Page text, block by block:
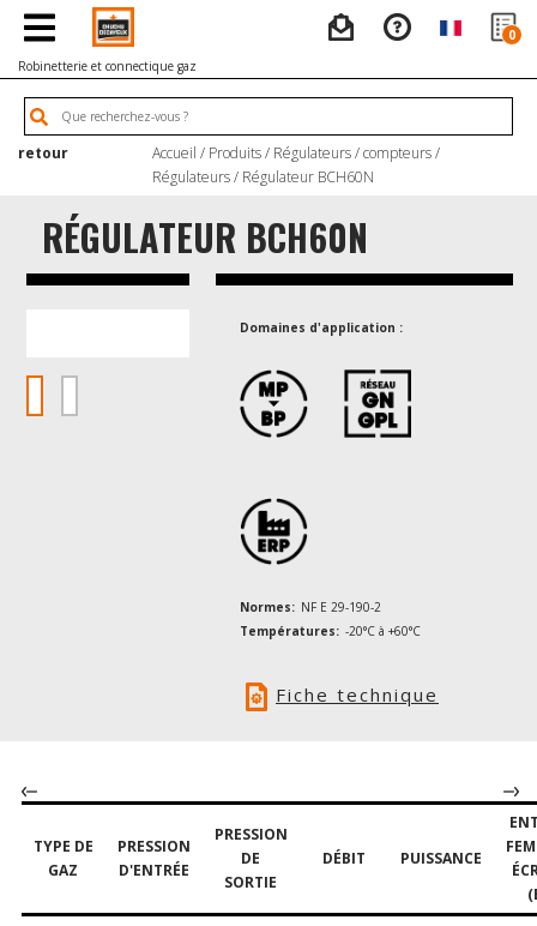
0
Robinetterie et connectique gaz
retour Accueil / Produits/ Régulateurs / compteurs/
Régulateurs/ Régulateur BCH60N
RÉGULATEUR BCH60N
Domaines d'application :
Normes: NF E 29-190-2
Températures: -20°C à +60°C
Fiche technique
TYPE DE
GAZ
PRESSION
D'ENTRÉE
PRESSION
DE
SORTIE
DÉBIT PUISSANCE